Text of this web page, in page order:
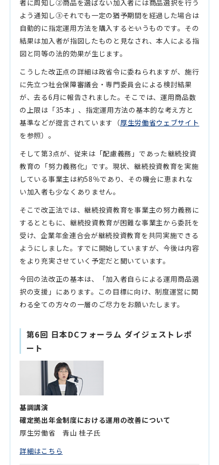
者に周知し②商品を選ばない加入者には商品選択を行う
よう通知し③それでも一定の猶予期間を経過した場合は
自動的に指定運用方法を購入する――というものです。その
結果は加入者が指図したものと見なされ、本人による指
図と同等の法的効果が生じます。
こうした改正点の詳細は政省令に委ねられますが、施行
に先立つ社会保障審議会・専門委員会による検討結果
が、去る6月に報告されました。そこでは、運用商品数
の上限は「35本」、指定運用方法の基本的な考え方と
基準などが提言されています（厚生労働省ウェブサイト
を参照）。
そして第3点が、従来は「配慮義務」であった継続投資
教育の「努力義務化」です。現状、継続投資教育を実施
している事業主は約58％であり、その機会に恵まれな
い加入者も少なくありません。
そこで改正法では、継続投資教育を事業主の努力義務に
するとともに、継続投資教育が困難な事業主から委託を
受け、企業年金連合会が継続投資教育を共同実施できる
ようにしました。すでに開始していますが、今後は内容
をより充実させていく予定だと聞いています。
今回の法改正の基本は、「加入者自らによる運用商品選
択の支援」にあります。この目標に向け、制度運営に関
わる全ての方々の一層のご尽力をお願いたします。
第6回 日本DCフォーラム ダイジェストレポ
ート
基調講演
確定拠出年金制度における運用の改善について
厚生労働省 青山 桂子氏
詳細はこちら